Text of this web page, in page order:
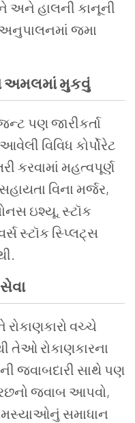
અને હાલની કાનૂની
જમા
અમલમાં મુકવું
પણ જારીકર્તા
વિવિધ કોર્પોરેટ
કરવામાં મહત્વપૂર્ણ
વિના મર્જર,
ઇશ્યૂ, સ્ટૉક
સ્ટૉક સ્પ્લિટ્સ
વચ્ચે
તેઓ રોકાણકારના
જવાબદારી સાથે પણ
જવાબ આપવો,
સમાધાન